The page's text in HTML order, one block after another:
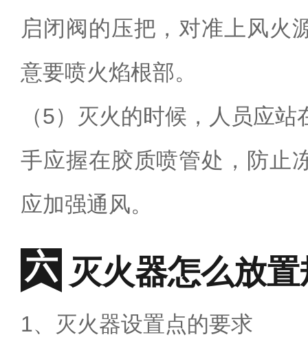
启闭阀的压把，对准上风火
意要喷火焰根部。
（5）灭火的时候 ，人员应
手应握在胶质喷管处，防止
应加强通风。
灭火器怎么放
1、灭火器设置点的要求